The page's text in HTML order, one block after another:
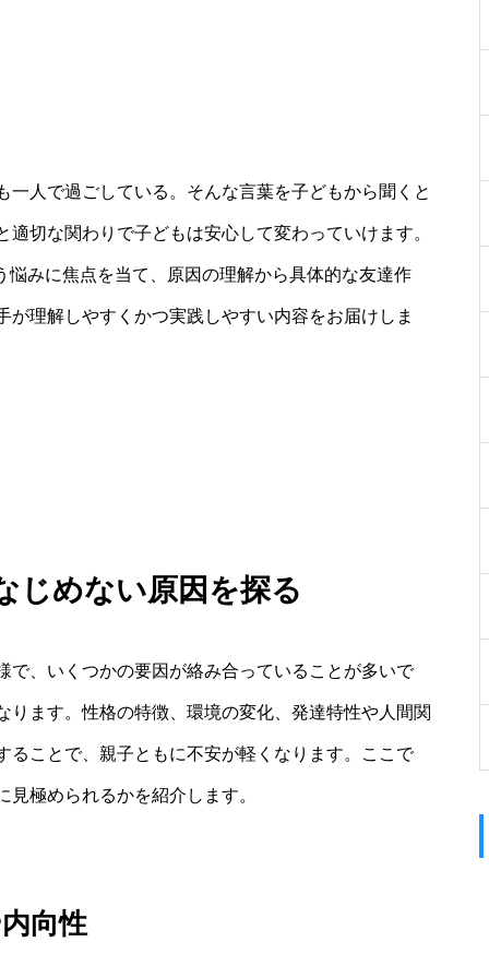
人で過ごしている。そんな言葉を子どもから聞くと
切な関わりで子どもは安心して変わっていけます。
悩みに焦点を当て、原因の理解から具体的な友達作
理解しやすくかつ実践しやすい内容をお届けしま
じめない原因を探る
、いくつかの要因が絡み合っていることが多いで
ます。性格の特徴、環境の変化、発達特性や人間関
ことで、親子ともに不安が軽くなります。ここで
極められるかを紹介します。
向性